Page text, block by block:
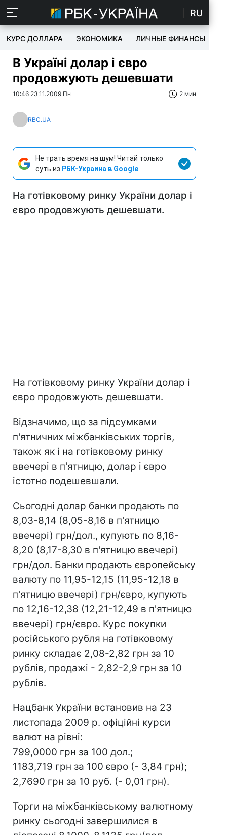
RU
КУРС ДОЛЛАРА ЭКОНОМИКА ЛИЧНЫЕ ФИНАНСЫ
В Україні долар і євро
продовжують дешевшати
10:46 23.11.2009 Пн 2 мин
RBC.UA
Не трать время на шум! Читай только
суть из РБК-Украина в Google
На готівковому ринку України долар і
євро продовжують дешевшати.
На готівковому ринку України долар і
євро продовжують дешевшати.
Відзначимо, що за підсумками
п'ятничних міжбанківських торгів,
також як і на готівковому ринку
ввечері в п'ятницю, долар і євро
істотно подешевшали.
Сьогодні долар банки продають по
8,03-8,14 (8,05-8,16 в п'ятницю
ввечері) грн/дол., купують по 8,16-
8,20 (8,17-8,30 в п'ятницю ввечері)
грн/дол. Банки продають європейську
валюту по 11,95-12,15 (11,95-12,18 в
п'ятницю ввечері) грн/євро, купують
по 12,16-12,38 (12,21-12,49 в п'ятницю
ввечері) грн/євро. Курс покупки
російського рубля на готівковому
ринку складає 2,08-2,82 грн за 10
рублів, продажі - 2,82-2,9 грн за 10
рублів.
Нацбанк України встановив на 23
листопада 2009 р. офіційні курси
валют на рівні:
799,0000 грн за 100 дол.;
1183,719 грн за 100 євро (- 3,84 грн);
2,7690 грн за 10 руб. (- 0,01 грн).
Торги на міжбанківському валютному
ринку сьогодні завершилися в